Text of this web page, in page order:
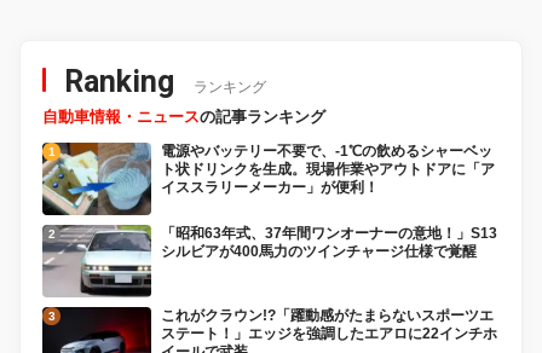
Ranking ランキング
自動車情報・ニュースの記事ランキング
電源やバッテリー不要で、-1℃の飲めるシャーベッ
ト状ドリンクを生成。現場作業やアウトドアに「ア
イススラリーメーカー」が便利！
「昭和63年式、37年間ワンオーナーの意地！」S13
シルビアが400馬力のツインチャージ仕様で覚醒
これがクラウン!?「躍動感がたまらないスポーツエ
ステート！」エッジを強調したエアロに22インチホ